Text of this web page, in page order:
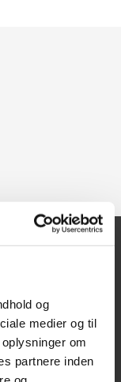
og
medier og til
om
partnere inden